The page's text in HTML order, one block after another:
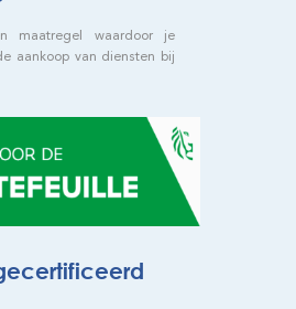
maatregel waardoor je
aankoop van diensten bij